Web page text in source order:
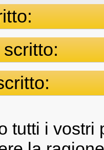
tutti i vostri